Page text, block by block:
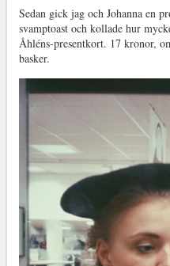
Sedan gick jag och Johanna en
svamptoast och kollade hur
Åhléns-presentkort. 17 kronor,
basker.